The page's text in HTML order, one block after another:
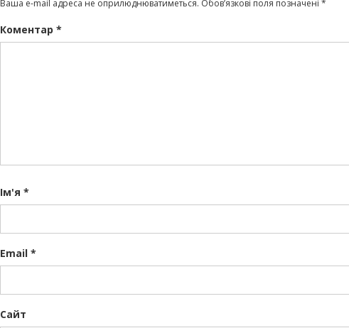
Ваша e-mail адреса не оприлюднюватиметься. Обов’язкові поля позначені *
Коментар *
Ім'я *
Email *
Сайт